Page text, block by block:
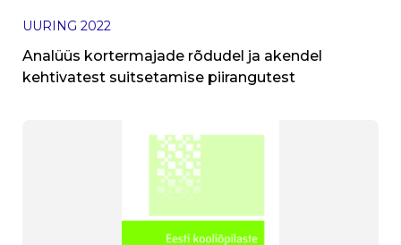
UURING 2022
Analüüs kortermajade rõdudel ja akendel
kehtivatest suitsetamise piirangutest